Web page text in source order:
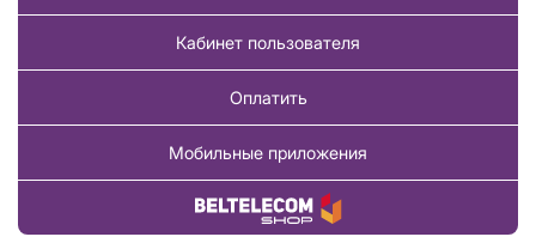
Кабинет пользователя
Оплатить
Мобильные приложения
Купить товар